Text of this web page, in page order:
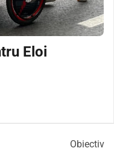
Eloi
Obiectiv